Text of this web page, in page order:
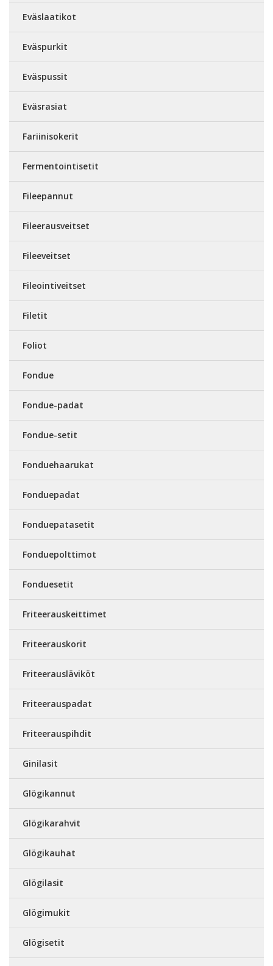
Eväslaatikot
Eväspurkit
Eväspussit
Eväsrasiat
Fariinisokerit
Fermentointisetit
Fileepannut
Fileerausveitset
Fileeveitset
Fileointiveitset
Filetit
Foliot
Fondue
Fondue-padat
Fondue-setit
Fonduehaarukat
Fonduepadat
Fonduepatasetit
Fonduepolttimot
Fonduesetit
Friteerauskeittimet
Friteerauskorit
Friteerausläviköt
Friteerauspadat
Friteerauspihdit
Ginilasit
Glögikannut
Glögikarahvit
Glögikauhat
Glögilasit
Glögimukit
Glögisetit